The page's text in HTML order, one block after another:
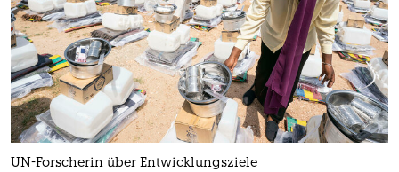
kultur
sport
berlin
nord
UN-Forscherin über Entwicklungsziele